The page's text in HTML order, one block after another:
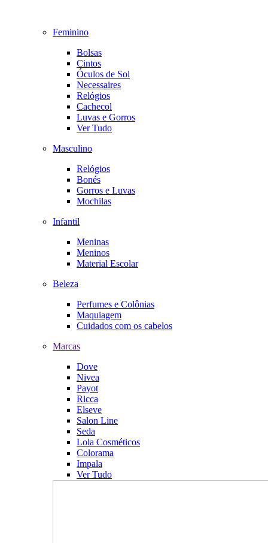
Feminino
Bolsas
Cintos
Óculos de Sol
Necessaires
Relógios
Cachecol
Luvas e Gorros
Ver Tudo
Masculino
Relógios
Bonés
Gorros e Luvas
Mochilas
Infantil
Meninas
Meninos
Material Escolar
Beleza
Perfumes e Colônias
Maquiagem
Cuidados com os cabelos
Marcas
Dove
Nivea
Payot
Ricca
Elseve
Salon Line
Seda
Lola Cosméticos
Colorama
Impala
Ver Tudo